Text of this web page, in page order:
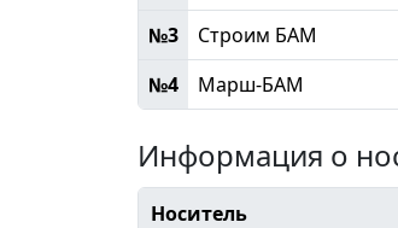
№3
Строим БАМ
№4
Марш-БАМ
Информация о
Носитель